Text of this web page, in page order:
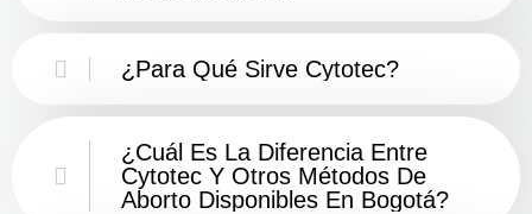
¿Para Qué Sirve Cytotec?
¿Cuál Es La Diferencia Entre
Cytotec Y Otros Métodos De
Aborto Disponibles En Bogotá?